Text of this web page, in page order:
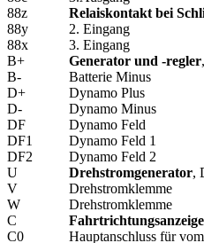
88z
Relaiskontakt bei
88y
2. Eingang
88x
3. Eingang
B+
Generator und -regler
B-
Batterie Minus
D+
Dynamo Plus
D-
Dynamo Minus
DF
Dynamo Feld
DF1
Dynamo Feld 1
DF2
Dynamo Feld 2
U
Drehstromgenerator,
V
Drehstromklemme
W
Drehstromklemme
C
C0
Hauptanschluss für